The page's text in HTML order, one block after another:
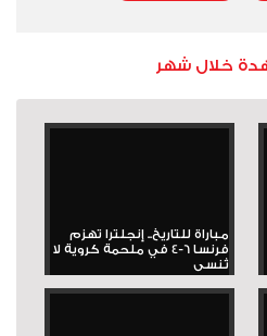
خلال شهر
مباراة للتاريخ.. إنجلترا تهزم
فرنسا 6-4 في ملحمة كروية لا
تُنسى